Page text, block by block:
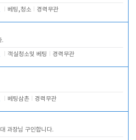
베팅,청소 경력무관
.
객실청소및 베팅 경력무관
베팅삼촌 경력무관
과장님 구인합니다.